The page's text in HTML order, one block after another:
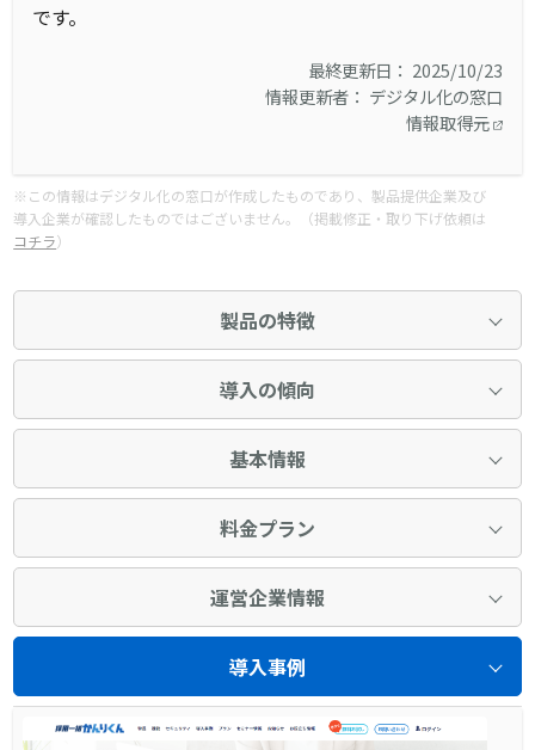
です。
最終更新日： 2025/10/23
情報更新者： デジタル化の窓口
情報取得元
※この情報はデジタル化の窓口が作成したものであり、製品提供企業及び
導入企業が確認したものではございません。（掲載修正・取り下げ依頼は
コチラ）
製品の特徴
導入の傾向
基本情報
料金プラン
運営企業情報
導入事例